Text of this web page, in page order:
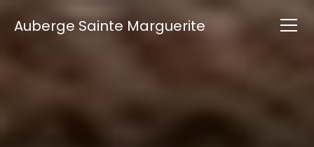
Auberge Sainte Marguerite